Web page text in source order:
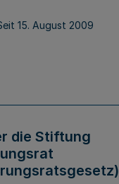
15. August 2009
die Stiftung